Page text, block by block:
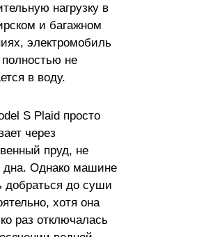
нагрузку в
и багажном
электромобиль
полностью не
в воду.
S Plaid просто
через
пруд, не
дна. Однако машине
добраться до суши
хотя она
раз отключалась